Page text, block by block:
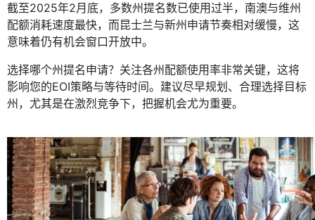
截至2025年2月底，多数州提名数已使用过半，南澳与维州
配额消耗速度最快，而昆士兰与新州申请节奏相对缓慢，这
意味着仍有机会窗口开放中。
选择哪个州提名申请？关注各州配额使用率非常关键，这将
影响您的EOI策略与等待时间。建议尽早规划、合理选择目标
州，尤其是在激烈竞争下，把握机会尤为重要。